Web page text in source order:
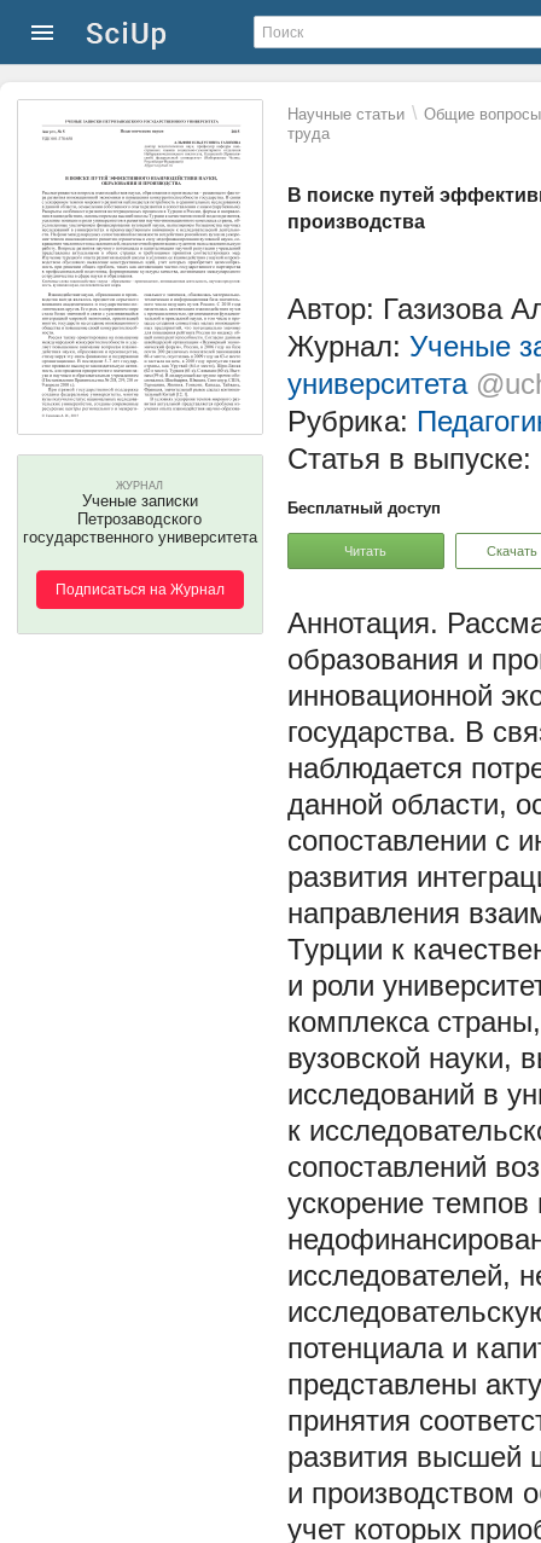
Научные статьи \ Общие вопросы
труда
В поиске путей
производства
ЖУРНАЛ
Ученые записки
Петрозаводского
государственного университета
Подписаться на Журнал
Автор: Газизова
Журнал: Ученые
университета
Рубрика:
Статья в выпуске:
Бесплатный доступ
Читать Скачать
образования и
инновационной
государства. В
наблюдается
данной области,
сопоставлении с
развития
направления
Турции к
и роли
комплекса
вузовской науки,
исследований в
к
сопоставлений
ускорение темпов
исследователей,
потенциала и
представлены
принятия
развития высшей
и производством
учет которых